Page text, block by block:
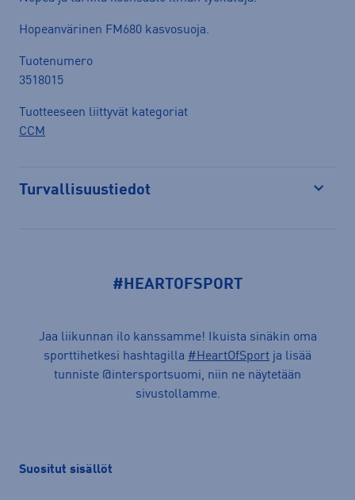
Hopeanvärinen FM680 kasvosuoja.
Tuotenumero
3518015
Tuotteeseen liittyvät kategoriat
CCM
Turvallisuustiedot
#HEARTOFSPORT
Jaa liikunnan ilo kanssamme! Ikuista sinäkin oma
sporttihetkesi hashtagilla #HeartOfSport ja lisää
tunniste @intersportsuomi, niin ne näytetään
sivustollamme.
Suositut sisällöt